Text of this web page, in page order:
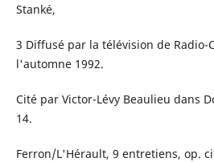
Stanké,
3 Diffusé par la télévision de Radio-
l'automne 1992.
Cité par Victor-Lévy Beaulieu dans
14.
Ferron/L'Hérault, 9 entretiens, op.